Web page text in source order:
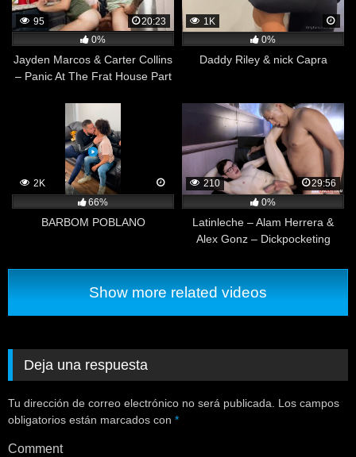
95
20:23
0%
Jayden Marcos & Carter Collins
– Panic At The Frat House Part
1K
0%
Daddy Riley & nick Capra
2K
66%
BARBOM POBLANO
210
29:56
0%
Latinleche – Alam Herrera &
Alex Gonz – Dickpocketing
Show more related videos
Deja una respuesta
Tu dirección de correo electrónico no será publicada.
Los campos
obligatorios están marcados con *
Comment